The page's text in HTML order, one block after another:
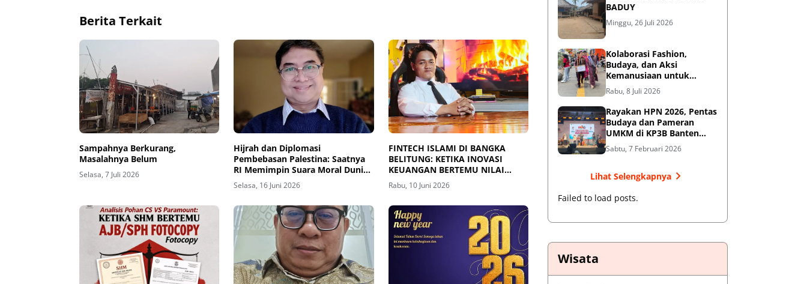
Berita Terkait
Sampahnya Berkurang,
Masalahnya Belum
Selasa, 7 Juli 2026
Hijrah dan Diplomasi
Pembebasan Palestina: Saatnya
RI Memimpin Suara Moral Dunia
Islam
Selasa, 16 Juni 2026
FINTECH ISLAMI DI BANGKA
BELITUNG: KETIKA INOVASI
KEUANGAN BERTEMU NILAI
SYARIAH
Rabu, 10 Juni 2026
BADUY
Minggu, 26 Juli 2026
Kolaborasi Fashion,
Budaya, dan Aksi
Kemanusiaan untuk
Pasien Kanker Dhuafa
Rabu, 8 Juli 2026
Rayakan HPN 2026, Pentas
Budaya dan Pameran
UMKM di KP3B Banten
Sedot Antusiasme Warga
Sabtu, 7 Februari 2026
Lihat Selengkapnya
Failed to load posts.
Wisata